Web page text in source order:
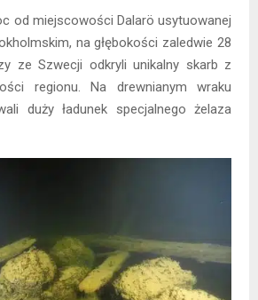
od miejscowości Dalarö usytuowanej
na głębokości zaledwie 28
ze Szwecji odkryli unikalny skarb z
regionu. Na drewnianym wraku
duży ładunek specjalnego żelaza